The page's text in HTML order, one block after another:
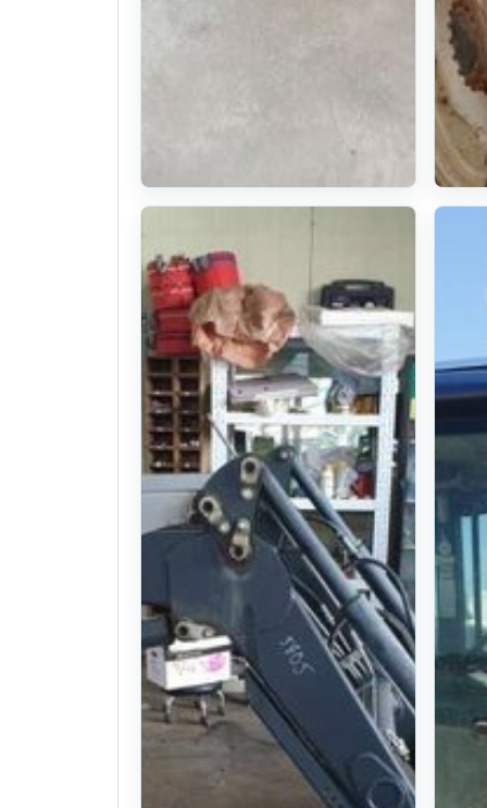
The use of:
Kukje Combine
Harvester
KC1200 (6Rows)
17year. 10일 전
(345)
U$ 1,020
찜하기
.